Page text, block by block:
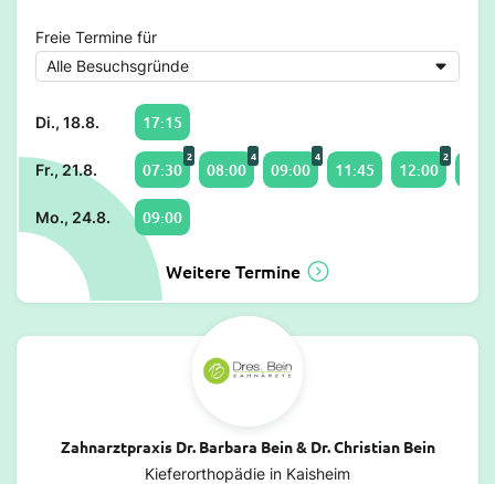
Freie Termine für
Di., 18.8. 17:15
Fr., 21.8. 07:30
2
08:00
4
09:00
4
11:45 12:00
2
Mo., 24.8. 09:00
Weitere Termine
Zahnarztpraxis Dr. Barbara Bein & Dr. Christian Bein
Kieferorthopädie in Kaisheim